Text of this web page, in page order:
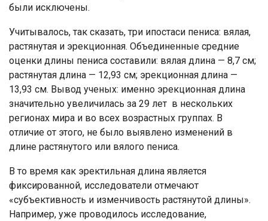
были исключены.
Учитывалось, так сказать, три ипостаси пениса: вялая,
растянутая и эрекционная. Объединенные средние
оценки длины пениса составили: вялая длина — 8,7 см;
растянутая длина — 12,93 см; эрекционная длина —
13,93 см. Вывод ученых: именно эрекционная длина
значительно увеличилась за 29 лет в нескольких
регионах мира и во всех возрастных группах. В
отличие от этого, не было выявлено изменений в
длине растянутого или вялого пениса.
В то время как эректильная длина является
фиксированной, исследователи отмечают
«субъективность и изменчивость растянутой длины».
Например, уже проводилось исследование,